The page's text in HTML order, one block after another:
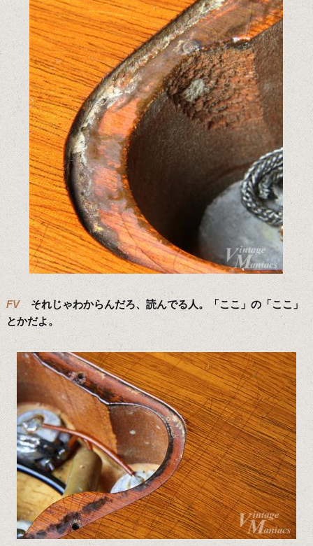
FV
それじゃわからんだろ、読んでる人。「ここ」の「ここ」
とかだよ。